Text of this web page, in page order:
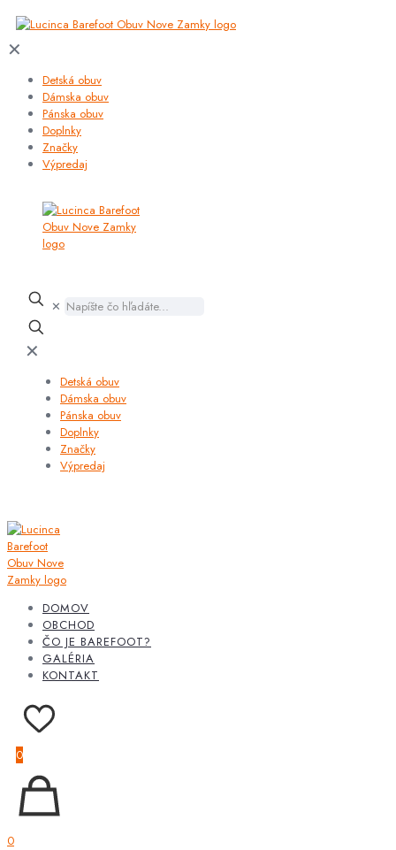
✕
Detská obuv
Dámska obuv
Pánska obuv
Doplnky
Značky
Výpredaj
✕
✕
Detská obuv
Dámska obuv
Pánska obuv
Doplnky
Značky
Výpredaj
DOMOV
OBCHOD
ČO JE BAREFOOT?
GALÉRIA
KONTAKT
0
0